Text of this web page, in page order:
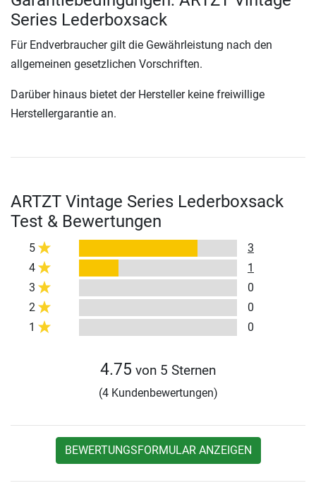
Series Lederboxsack
Für Endverbraucher gilt die Gewährleistung nach den
allgemeinen gesetzlichen Vorschriften.
Darüber hinaus bietet der Hersteller keine freiwillige
Herstellergarantie an.
ARTZT Vintage Series Lederboxsack
Test & Bewertungen
5
3
4
1
3
0
2
0
1
0
4.75 von 5 Sternen
(4 Kundenbewertungen)
BEWERTUNGSFORMULAR ANZEIGEN